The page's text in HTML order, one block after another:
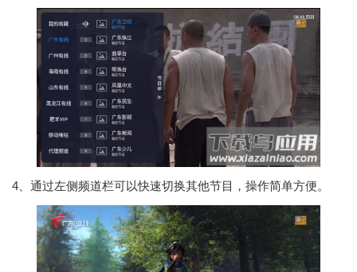
4、通过左侧频道栏可以快速切换其他节目，操作简单方便。